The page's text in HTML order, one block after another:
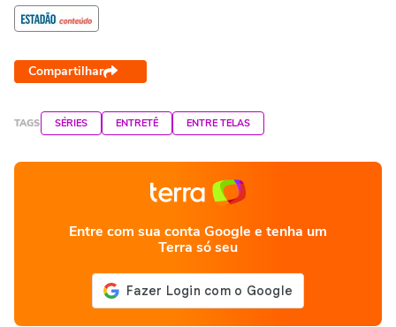
Compartilhar
TAGS SÉRIES ENTRETÊ ENTRE TELAS
Entre com sua conta Google e tenha um
Terra só seu